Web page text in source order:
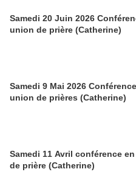
Samedi 20 Juin 2026
union de prière (Catherine)
Samedi 9 Mai 2026
union de prières (Catherine)
Samedi 11 Avril conférence
de prière (Catherine)